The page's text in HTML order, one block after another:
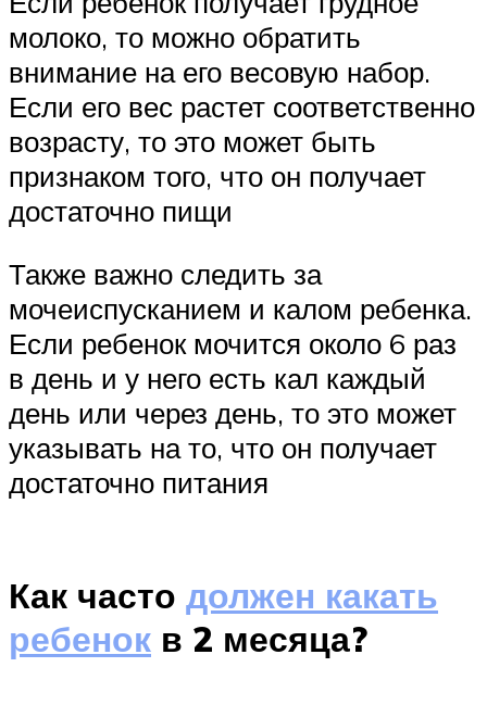
молоко, то можно обратить
внимание на его весовую набор.
Если его вес растет соответственно
возрасту, то это может быть
признаком того, что он получает
достаточно пищи
Также важно следить за
мочеиспусканием и калом ребенка.
Если ребенок мочится около 6 раз
в день и у него есть кал каждый
день или через день, то это может
указывать на то, что он получает
достаточно питания
Как часто должен какать
ребенок в 2 месяца?